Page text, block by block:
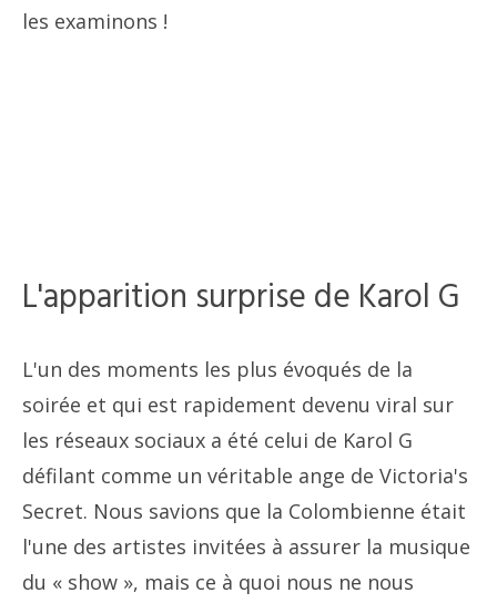
les examinons !
L'apparition surprise de Karol G
L'un des moments les plus évoqués de la
soirée et qui est rapidement devenu viral sur
les réseaux sociaux a été celui de Karol G
défilant comme un véritable ange de Victoria's
Secret. Nous savions que la Colombienne était
l'une des artistes invitées à assurer la musique
du « show », mais ce à quoi nous ne nous